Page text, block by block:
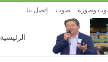
وصورة صوت إتصل بنا
الرئيسية